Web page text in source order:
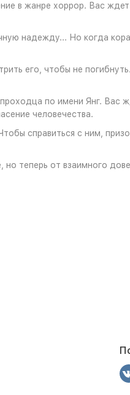
в жанре хоррор. Вас
надежду... Но когда
его, чтобы не
по имени Янг. Вас
человечества.
справиться с ним,
теперь от взаимного